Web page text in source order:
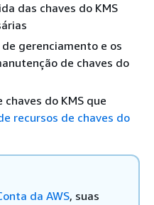
das chaves do KMS
gerenciamento e os
de chaves do
do KMS que
recursos de chaves do
da AWS, suas